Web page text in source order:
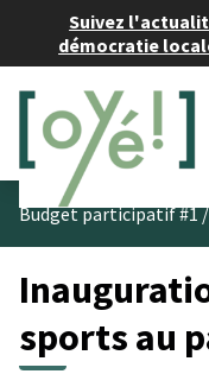
Suivez
démocratie
Budget participatif #1/
sports au